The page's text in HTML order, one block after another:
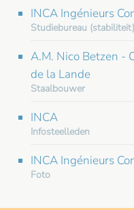
INCA Ingénieurs
Studiebureau (stabiliteit)
A.M. Nico Betzen -
de la Lande
Staalbouwer
INCA
Infosteelleden
INCA Ingénieurs
Foto